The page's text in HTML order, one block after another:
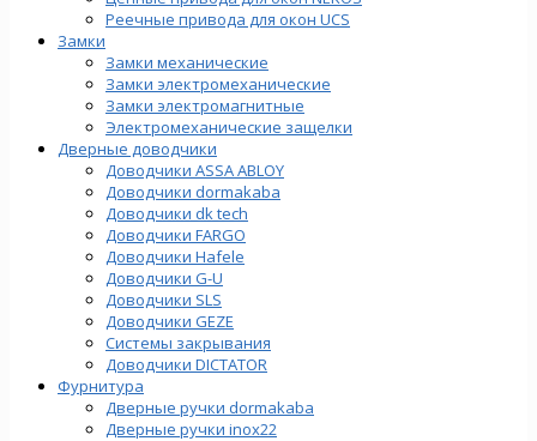
Реечные привода для окон UСS
Замки
Замки механические
Замки электромеханические
Замки электромагнитные
Электромеханические защелки
Дверные доводчики
Доводчики ASSA ABLOY
Доводчики dormakaba
Доводчики dk tech
Доводчики FARGO
Доводчики Hafele
Доводчики G-U
Доводчики SLS
Доводчики GEZE
Cистемы закрывания
Доводчики DICTATOR
Фурнитура
Дверные ручки dormakaba
Дверные ручки inox22